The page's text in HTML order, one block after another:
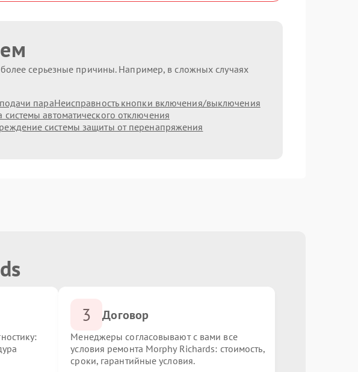
серьезные причины. Например, в сложных случаях
параНеисправность кнопки включения/выключения
системы автоматического отключения
системы защиты от перенапряжения
3 Договор
Менеджеры согласовывают с вами все
условия ремонта Morphy Richards: стоимость,
сроки, гарантийные условия.